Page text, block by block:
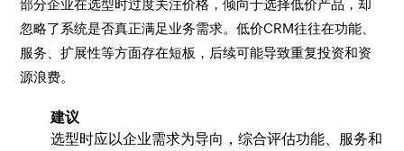
部分企业在选型时过度关注价格，倾向于选择低价产品，却
忽略了系统是否真正满足业务需求。低价CRM往往在功能、
服务、扩展性等方面存在短板，后续可能导致重复投资和资
源浪费。
建议
选型时应以企业需求为导向，综合评估功能、服务和